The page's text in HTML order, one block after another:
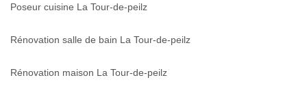
Poseur cuisine La Tour-de-peilz
Rénovation salle de bain La Tour-de-peilz
Rénovation maison La Tour-de-peilz